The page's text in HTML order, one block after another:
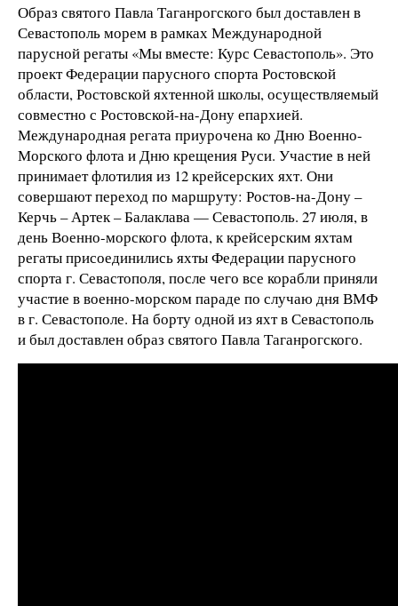
Образ святого Павла Таганрогского был доставлен в
Севастополь морем в рамках Международной
парусной регаты «Мы вместе: Курс Севастополь». Это
проект Федерации парусного спорта Ростовской
области, Ростовской яхтенной школы, осуществляемый
совместно с Ростовской-на-Дону епархией.
Международная регата приурочена ко Дню Военно-
Морского флота и Дню крещения Руси. Участие в ней
принимает флотилия из 12 крейсерских яхт. Они
совершают переход по маршруту: Ростов-на-Дону –
Керчь – Артек – Балаклава — Севастополь. 27 июля, в
день Военно-морского флота, к крейсерским яхтам
регаты присоединились яхты Федерации парусного
спорта г. Севастополя, после чего все корабли приняли
участие в военно-морском параде по случаю дня ВМФ
в г. Севастополе. На борту одной из яхт в Севастополь
и был доставлен образ святого Павла Таганрогского.